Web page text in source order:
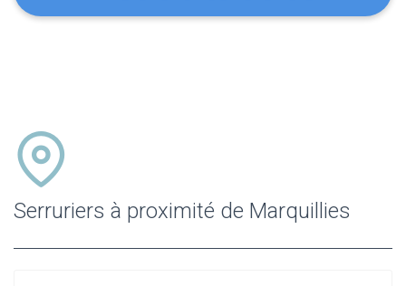
Serruriers à proximité de Marquillies